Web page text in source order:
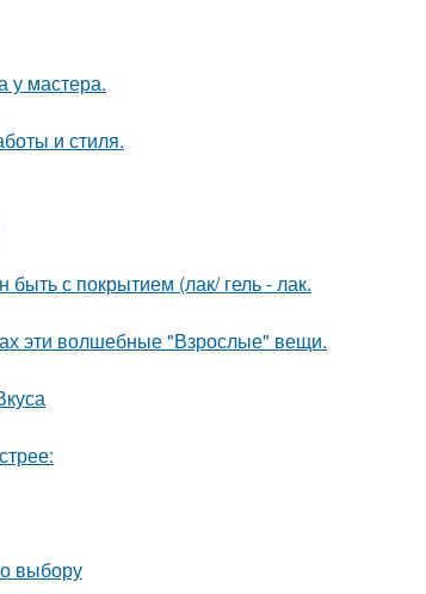
у мастера.
и стиля.
с покрытием (лак/ гель - лак.
эти волшебные "Взрослые" вещи.
выбору